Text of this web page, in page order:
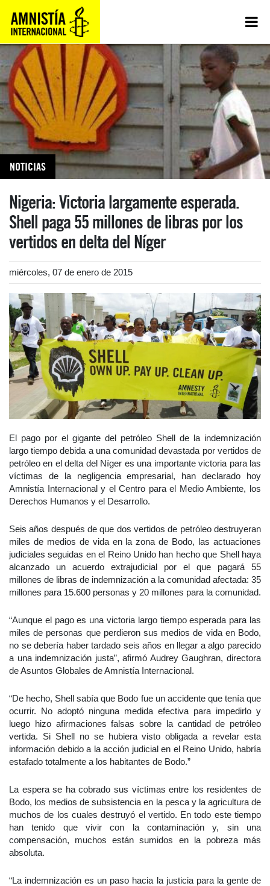
NOTICIAS
Nigeria: Victoria largamente esperada.
Shell paga 55 millones de libras por los
vertidos en delta del Níger
miércoles, 07 de enero de 2015
El pago por el gigante del petróleo Shell de la indemnización
largo tiempo debida a una comunidad devastada por vertidos de
petróleo en el delta del Níger es una importante victoria para las
víctimas de la negligencia empresarial, han declarado hoy
Amnistía Internacional y el Centro para el Medio Ambiente, los
Derechos Humanos y el Desarrollo.
Seis años después de que dos vertidos de petróleo destruyeran
miles de medios de vida en la zona de Bodo, las actuaciones
judiciales seguidas en el Reino Unido han hecho que Shell haya
alcanzado un acuerdo extrajudicial por el que pagará 55
millones de libras de indemnización a la comunidad afectada: 35
millones para 15.600 personas y 20 millones para la comunidad.
“Aunque el pago es una victoria largo tiempo esperada para las
miles de personas que perdieron sus medios de vida en Bodo,
no se debería haber tardado seis años en llegar a algo parecido
a una indemnización justa”, afirmó Audrey Gaughran, directora
de Asuntos Globales de Amnistía Internacional.
“De hecho, Shell sabía que Bodo fue un accidente que tenía que
ocurrir. No adoptó ninguna medida efectiva para impedirlo y
luego hizo afirmaciones falsas sobre la cantidad de petróleo
vertida. Si Shell no se hubiera visto obligada a revelar esta
información debido a la acción judicial en el Reino Unido, habría
estafado totalmente a los habitantes de Bodo.”
La espera se ha cobrado sus víctimas entre los residentes de
Bodo, los medios de subsistencia en la pesca y la agricultura de
muchos de los cuales destruyó el vertido. En todo este tiempo
han tenido que vivir con la contaminación y, sin una
compensación, muchos están sumidos en la pobreza más
absoluta.
“La indemnización es un paso hacia la justicia para la gente de